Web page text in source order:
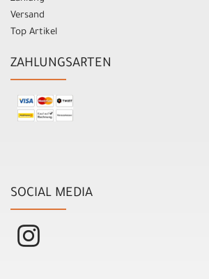
Versand
Top Artikel
ZAHLUNGSARTEN
SOCIAL MEDIA